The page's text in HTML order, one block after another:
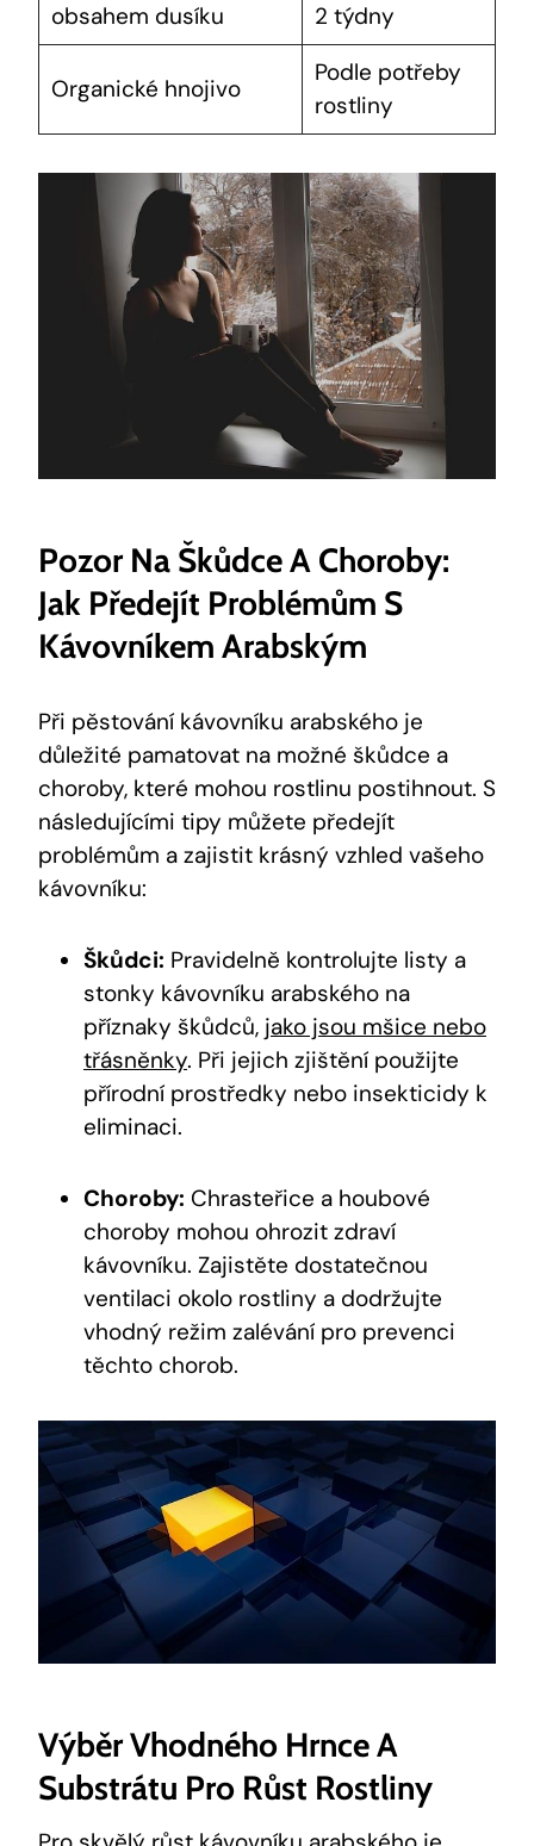
obsahem dusíku
2 týdny
Organické hnojivo
Podle potřeby
rostliny
Pozor Na Škůdce A Choroby:
Jak Předejít Problémům S
Kávovníkem Arabským
Při pěstování kávovníku arabského je
důležité pamatovat na možné škůdce a
choroby, které mohou rostlinu postihnout. S
následujícími tipy můžete předejít
problémům a zajistit krásný vzhled vašeho
kávovníku:
Škůdci: Pravidelně kontrolujte listy a
stonky kávovníku arabského na
příznaky škůdců, jako jsou mšice nebo
třásněnky. Při jejich zjištění použijte
přírodní prostředky nebo insekticidy k
eliminaci.
Choroby: Chrasteřice a houbové
choroby mohou ohrozit zdraví
kávovníku. Zajistěte dostatečnou
ventilaci okolo rostliny a dodržujte
vhodný režim zalévání pro prevenci
těchto chorob.
Výběr Vhodného Hrnce A
Substrátu Pro Růst Rostliny